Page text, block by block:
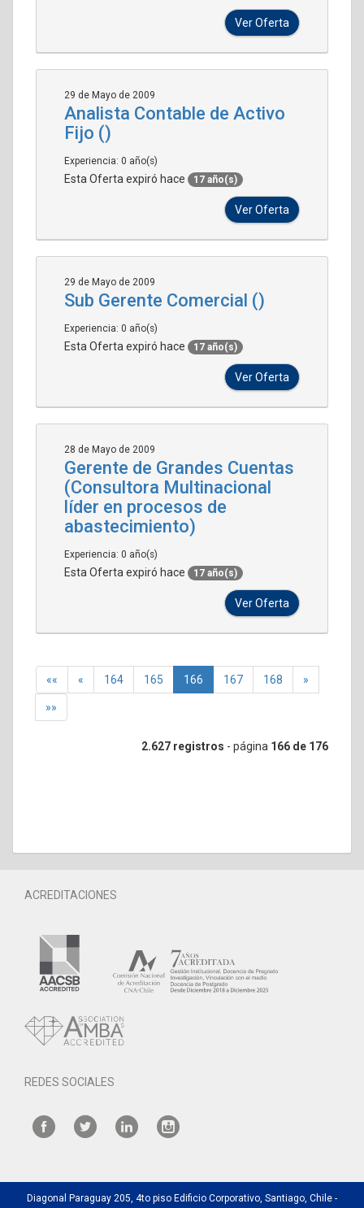
Ver Oferta
29 de Mayo de 2009
Analista Contable de Activo
Fijo ()
Experiencia: 0 año(s)
Esta Oferta expiró hace 17 año(s)
Ver Oferta
29 de Mayo de 2009
Sub Gerente Comercial ()
Experiencia: 0 año(s)
Esta Oferta expiró hace 17 año(s)
Ver Oferta
28 de Mayo de 2009
Gerente de Grandes Cuentas
(Consultora Multinacional
líder en procesos de
abastecimiento)
Experiencia: 0 año(s)
Esta Oferta expiró hace 17 año(s)
Ver Oferta
«« « 164 165 166 167 168 »
»»
2.627 registros - página 166 de 176
ACREDITACIONES
REDES SOCIALES
Diagonal Paraguay 205, 4to piso Edificio Corporativo, Santiago, Chile -